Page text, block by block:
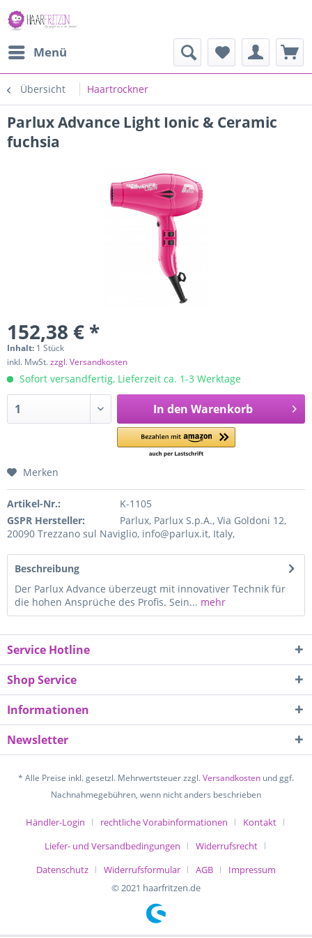
Menü
Übersicht Haartrockner
Parlux Advance Light Ionic & Ceramic
fuchsia
152,38 € *
Inhalt: 1 Stück
inkl. MwSt.zzgl. Versandkosten
Sofort versandfertig, Lieferzeit ca. 1-3 Werktage
In den Warenkorb
Merken
Artikel-Nr.:
K-1105
GSPR Hersteller:
Parlux, Parlux S.p.A., Via Goldoni 12,
20090 Trezzano sul Naviglio, info@parlux.it, Italy,
Beschreibung
Der Parlux Advance überzeugt mit innovativer Technik für
die hohen Ansprüche des Profis. Sein... mehr
Service Hotline
Shop Service
Informationen
Newsletter
* Alle Preise inkl. gesetzl. Mehrwertsteuer zzgl.Versandkosten und ggf.
Nachnahmegebühren, wenn nicht anders beschrieben
Händler-Login rechtliche Vorabinformationen
Kontakt
Liefer- und Versandbedingungen
Widerrufsrecht
Datenschutz
Widerrufsformular AGB
Impressum
© 2021 haarfritzen.de